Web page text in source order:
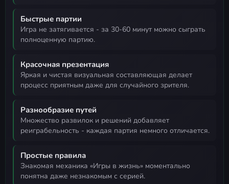
Быстрые партии
игра не затягивается - за 30-60 минут можно сыграть
полноценную партию.
Красочная презентация
яркая и чистая визуальная составляющая делает
процесс приятным даже для случайного зрителя.
Разнообразие путей
множество развилок и решений добавляет
реиграбельность - каждая партия немного отличается.
Простые правила
знакомая механика «Игры в жизнь» моментально
понятна даже незнакомым с серией.